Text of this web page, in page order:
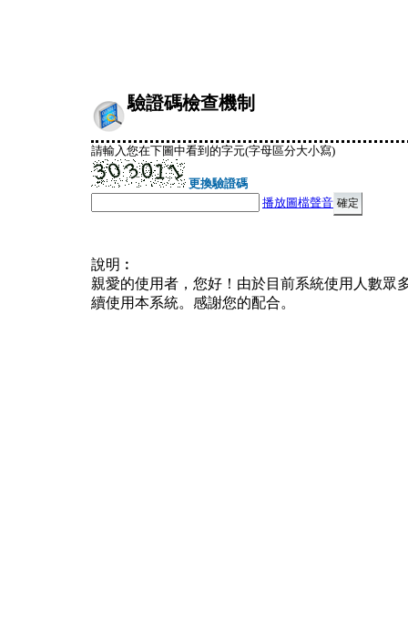
驗證碼檢查機制
請輸入您在下圖中看到的字元(字母區分大小寫)
更換驗證碼
播放圖檔聲音
說明︰
親愛的使用者，您好！由於目前系統使用人數眾
續使用本系統。感謝您的配合。